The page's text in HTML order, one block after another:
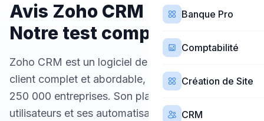
Banque Pro
Comptabilité
Création de Site
CRM
Avis Zoho CRM (2026) —
Notre test complet
Zoho CRM est un logiciel de gestion de la relation
client complet et abordable, utilisé par plus de
250 000 entreprises. Son plan gratuit pour 3
utilisateurs et ses automatisations avancées en